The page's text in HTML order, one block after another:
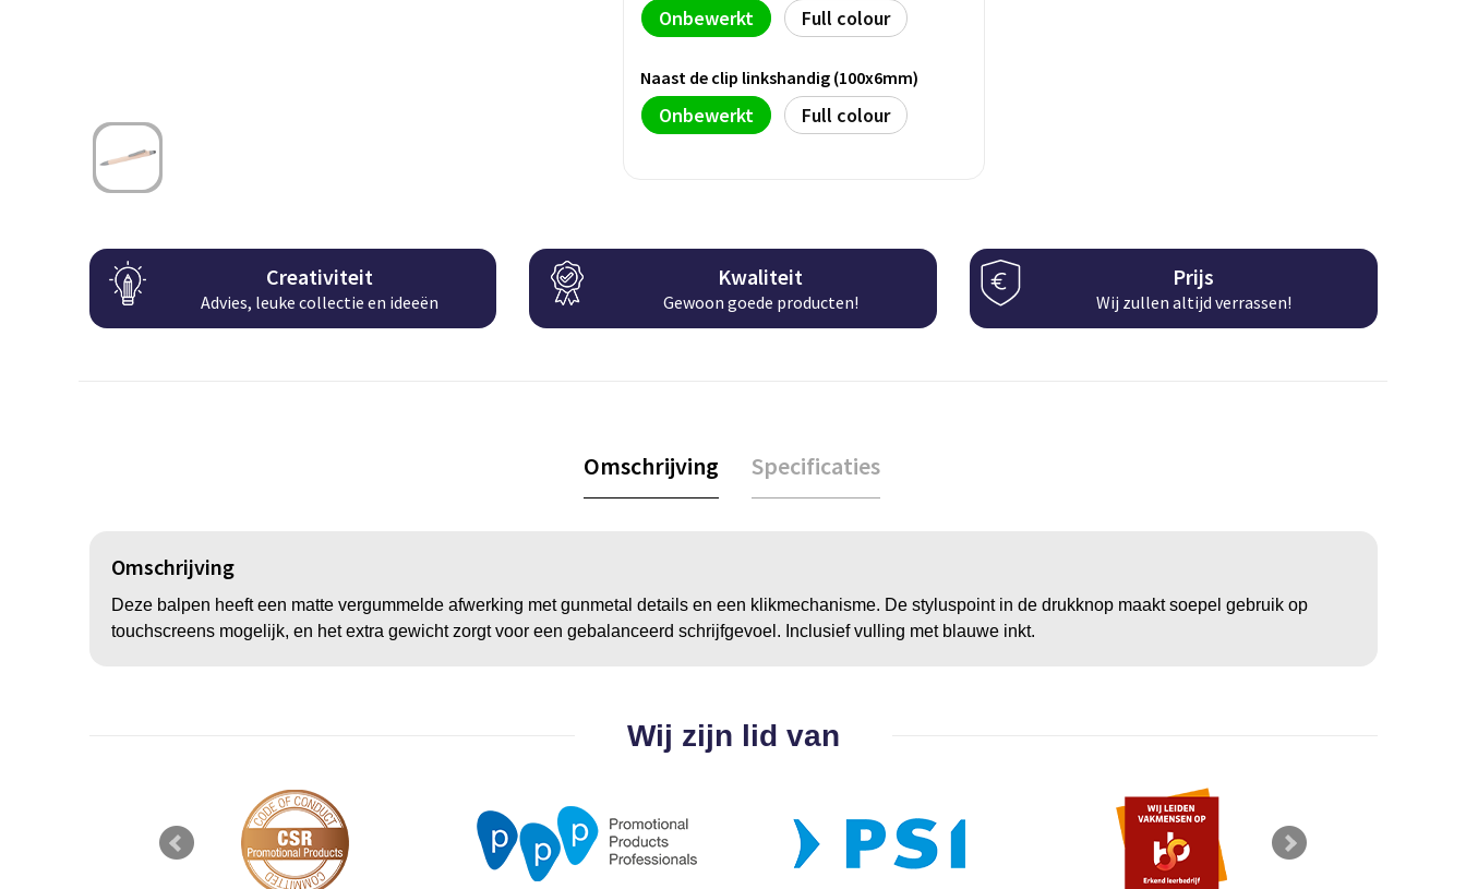
Onbewerkt Full colour
Naast de clip linkshandig (100x6mm)
Onbewerkt Full colour
Creativiteit
Advies, leuke collectie en ideeën
Kwaliteit
Gewoon goede producten!
Prijs
Wij zullen altijd verrassen!
Omschrijving Specificaties
Omschrijving
Deze balpen heeft een matte vergummelde afwerking met gunmetal details en een klikmechanisme. De styluspoint in de drukknop maakt soepel gebruik op
touchscreens mogelijk, en het extra gewicht zorgt voor een gebalanceerd schrijfgevoel. Inclusief vulling met blauwe inkt.
Wij zijn lid van